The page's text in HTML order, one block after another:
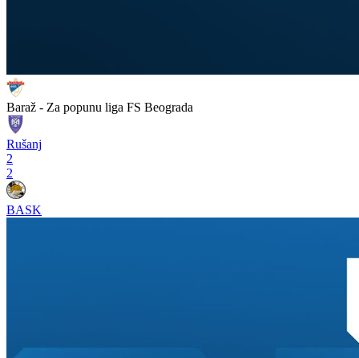
Baraž - Za popunu liga FS Beograda
Rušanj
2
2
BASK